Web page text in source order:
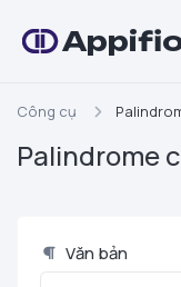
Công cụ
Palindrome
Văn bản